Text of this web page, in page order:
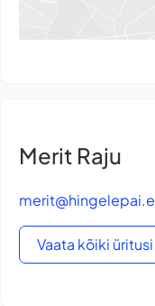
Merit Raju
Vaata kõiki üritusi